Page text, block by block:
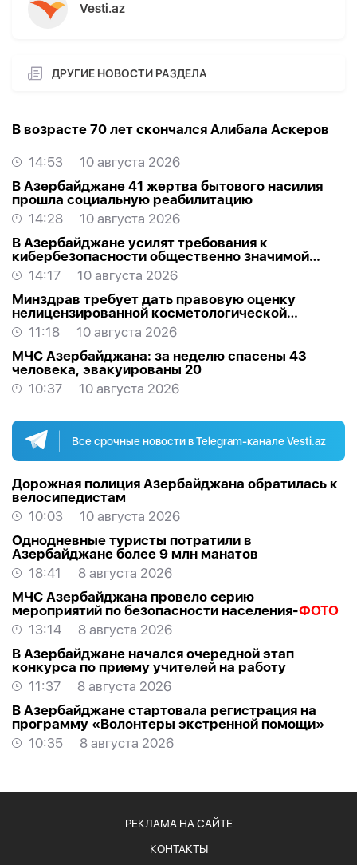
Vesti.az
ДРУГИЕ НОВОСТИ РАЗДЕЛА
В возрасте 70 лет скончался Алибала Аскеров
14:53
10 августа 2026
В Азербайджане 41 жертва бытового насилия
прошла социальную реабилитацию
14:28
10 августа 2026
В Азербайджане усилят требования к
кибербезопасности общественно значимой
инфраструктуры
14:17
10 августа 2026
Минздрав требует дать правовую оценку
нелицензированной косметологической
деятельности
11:18
10 августа 2026
МЧС Азербайджана: за неделю спасены 43
человека, эвакуированы 20
10:37
10 августа 2026
Все срочные новости в Telegram-канале Vesti.az
Дорожная полиция Азербайджана обратилась к
велосипедистам
10:03
10 августа 2026
Однодневные туристы потратили в
Азербайджане более 9 млн манатов
18:41
8 августа 2026
МЧС Азербайджана провело серию
мероприятий по безопасности населения-ФОТО
13:14
8 августа 2026
В Азербайджане начался очередной этап
конкурса по приему учителей на работу
11:37
8 августа 2026
В Азербайджане стартовала регистрация на
программу «Волонтеры экстренной помощи»
10:35
8 августа 2026
РЕКЛАМА НА САЙТЕ
КОНТАКТЫ